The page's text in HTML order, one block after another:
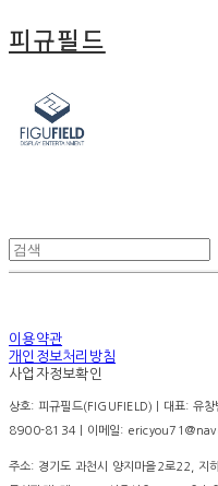
피규필드
이용약관
개인정보처리방침
사업자정보확인
상호: 피규필드(FIGUFIELD) | 대표: 유
8900-8134 | 이메일:
주소: 경기도 과천시 양지마을2로22, 지